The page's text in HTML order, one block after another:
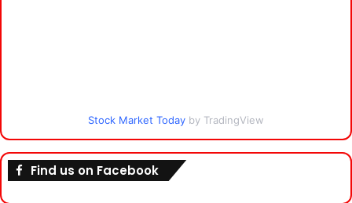
Stock Market Today by TradingView
Find us on Facebook